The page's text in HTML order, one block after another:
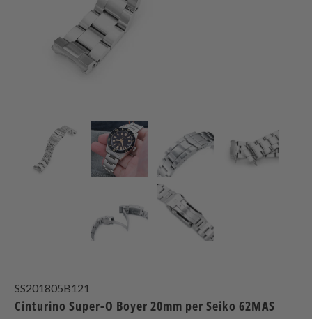
SS201805B121
Cinturino Super-O Boyer 20mm per Seiko 62MAS